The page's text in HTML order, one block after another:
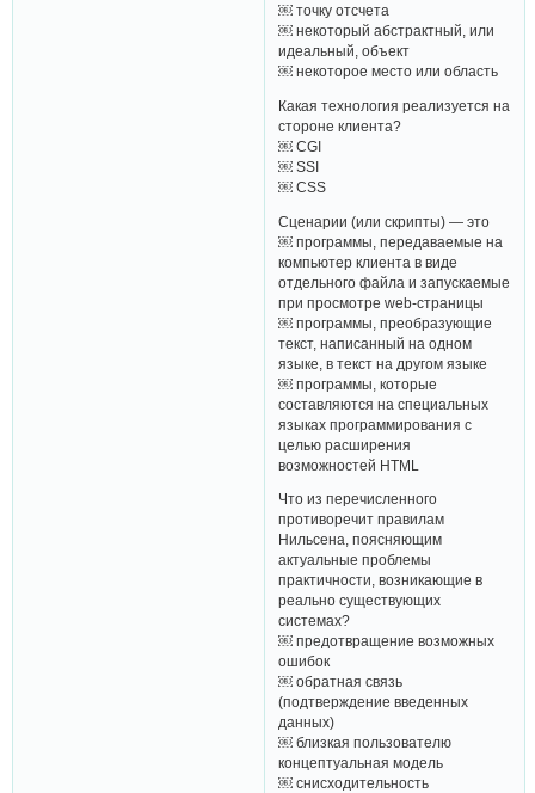
￼ точку отсчета
￼ некоторый абстрактный, или
идеальный, объект
￼ некоторое место или область
Какая технология реализуется на
стороне клиента?
￼ CGI
￼ SSI
￼ CSS
Сценарии (или скрипты) — это
￼ программы, передаваемые на
компьютер клиента в виде
отдельного файла и запускаемые
при просмотре web-страницы
￼ программы, преобразующие
текст, написанный на одном
языке, в текст на другом языке
￼ программы, которые
составляются на специальных
языках программирования с
целью расширения
возможностей HTML
Что из перечисленного
противоречит правилам
Нильсена, поясняющим
актуальные проблемы
практичности, возникающие в
реально существующих
системах?
￼ предотвращение возможных
ошибок
￼ обратная связь
(подтверждение введенных
данных)
￼ близкая пользователю
концептуальная модель
￼ снисходительность